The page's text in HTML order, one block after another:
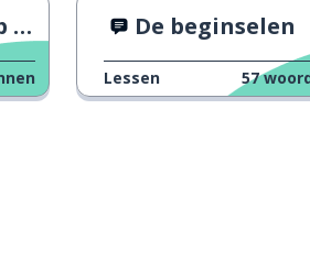
De beginselen
Lessen 57